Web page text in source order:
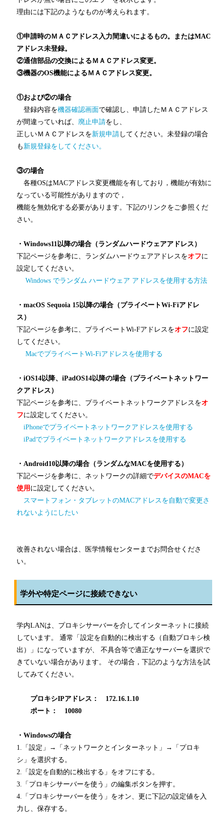
理由には下記のようなものが考えられます。
①申請時のＭＡＣアドレス入力間違いによるもの。またはMAC
アドレス未登録。
②通信部品の交換によるＭＡＣアドレス変更。
③機器のOS機能によるＭＡＣアドレス変更。
①および②の場合
登録内容を機器確認画面で確認し、申請したＭＡＣアドレス
が間違っていれば、 廃止申請をし、
正しいＭＡＣアドレスを新規申請 してください。未登録の場合
も 新規登録をしてください。
③の場合
各種OSはMACアドレス変更機能を有しており，機能が有効に
なっている可能性がありますので，
機能を無効化する必要があります。下記のリンクをご参照くだ
さい。
・Windows11以降の場合（ランダムハードウェアアドレス）
下記ページを参考に、ランダムハードウェアアドレスをオフに
設定してください。
Windows でランダム ハードウェア アドレスを使用する方法
・macOS Sequoia 15以降の場合（プライベートWi-Fiアドレ
ス）
下記ページを参考に、プライベートWi-Fアドレスをオフに設定
してください。
MacでプライベートWi-Fiアドレスを使用する
・iOS14以降、iPadOS14以降の場合（プライベートネットワー
クアドレス）
下記ページを参考に、プライベートネットワークアドレスをオ
フに設定してください。
iPhoneでプライベートネットワークアドレスを使用する
iPadでプライベートネットワークアドレスを使用する
・Android10以降の場合（ランダムなMACを使用する）
下記ページを参考に、ネットワークの詳細でデバイスのMACを
使用 に設定してください。
スマートフォン・タブレットのMACアドレスを自動で変更さ
れないようにしたい
改善されない場合は、医学情報センターまでお問合せくださ
い。
学外や特定ページに接続できない
学内LANは、プロキシサーバーを介してインターネットに接続
しています。 通常「設定を自動的に検出する（自動プロキシ検
出）」になっていますが、 不具合等で適正なサーバーを選択で
きていない場合があります。 その場合，下記のような方法を試
してみてください。
プロキシIPアドレス： 172.16.1.10
ポート： 10080
・Windowsの場合
1.「設定」→「ネットワークとインターネット」→「プロキ
シ」を選択する。
2.「設定を自動的に検出する」をオフにする。
3.「プロキシサーバーを使う」の編集ボタンを押す。
4.「プロキシサーバーを使う」をオン、更に下記の設定値を入
力し、保存する。